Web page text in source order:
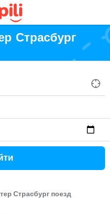
Страсбург
Страсбург поезд